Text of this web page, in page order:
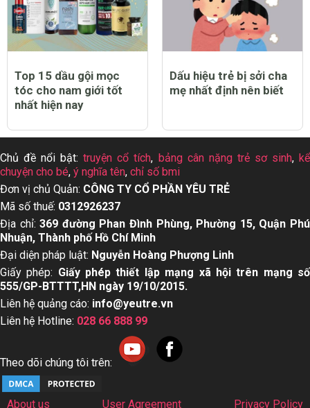
Top 15 dầu gội mọc
tóc cho nam giới tốt
nhất hiện nay
Dấu hiệu trẻ bị sởi cha
mẹ nhất định nên biết
Chủ đề nổi bật:truyện cổ tích,bảng cân nặng trẻ sơ sinh,kể
chuyện cho bé, ý nghĩa tên, chỉ số bmi
Đơn vị chủ Quản:CÔNG TY CỔ PHẦN YÊU TRẺ
Mã số thuế: 0312926237
Địa chỉ:369 đường Phan Đình Phùng, Phường 15, Quận Phú
Nhuận, Thành phố Hồ Chí Minh
Đại diện pháp luật:Nguyễn Hoàng Phượng Linh
Giấy phép thiết lập mạng xã hội trên mạng số
555/GP-BTTTT,HN ngày 19/10/2015.
Liên hệ quảng cáo: info@yeutre.vn
Liên hệ Hotline:028 66 888 99